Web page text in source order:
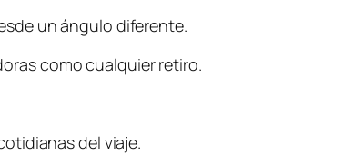
un ángulo diferente.
como cualquier retiro.
del viaje.